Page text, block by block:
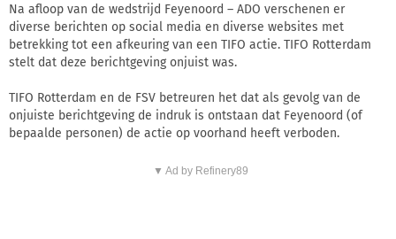
Na afloop van de wedstrijd Feyenoord – ADO verschenen er
diverse berichten op social media en diverse websites met
betrekking tot een afkeuring van een TIFO actie. TIFO Rotterdam
stelt dat deze berichtgeving onjuist was.
TIFO Rotterdam en de FSV betreuren het dat als gevolg van de
onjuiste berichtgeving de indruk is ontstaan dat Feyenoord (of
bepaalde personen) de actie op voorhand heeft verboden.
▼ Ad by Refinery89